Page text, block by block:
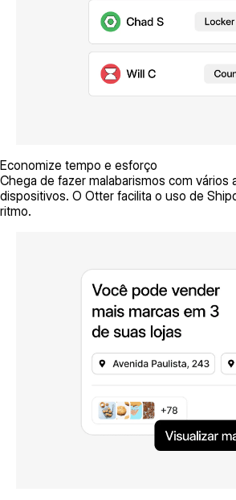
Economize tempo e esforço
Chega de fazer malabarismos com vários
dispositivos. O Otter facilita o uso de
ritmo.